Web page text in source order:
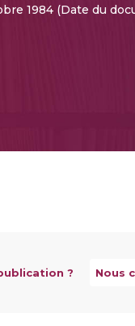
1984 (Date du
? Nous